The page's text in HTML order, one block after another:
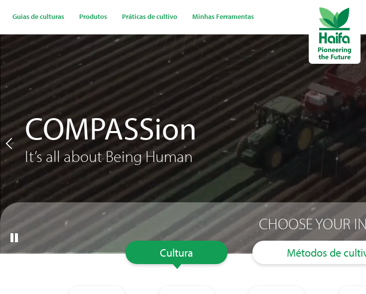
para
conteúdo
principal
Guias de culturas Produtos Práticas de cultivo Minhas Ferramentas
COMPASSion
It’s all about Being Human
CHOOSE YOUR
Cultura Métodos de